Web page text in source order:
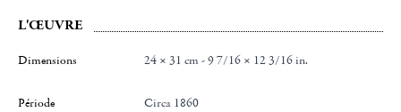
L'ŒUVRE
Dimensions 24 × 31 cm - 9 7/16 × 12 3/16 in.
Période Circa 1860